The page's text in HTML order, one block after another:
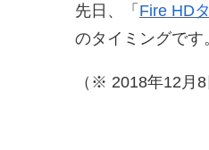
先日、「 Fire HD
のタイミングです
（※ 2018年12月8